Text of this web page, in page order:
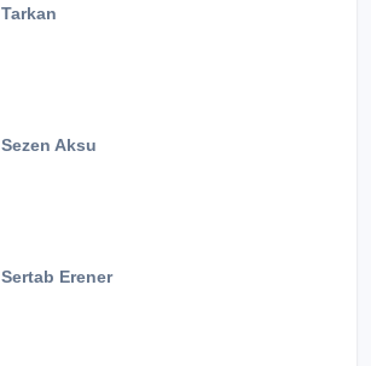
Tarkan
Sezen Aksu
Sertab Erener